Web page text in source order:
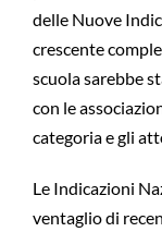
delle Nuove
crescente
scuola sarebbe
con le
categoria e gli
Le Indicazioni
ventaglio di